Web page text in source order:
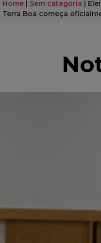
Home | Sem categoria |
Terra Boa começa